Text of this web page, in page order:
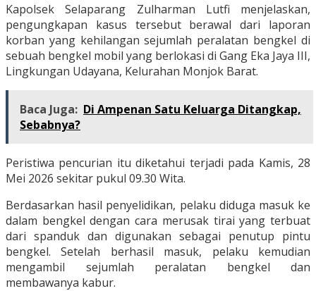
Kapolsek Selaparang Zulharman Lutfi menjelaskan,
pengungkapan kasus tersebut berawal dari laporan
korban yang kehilangan sejumlah peralatan bengkel di
sebuah bengkel mobil yang berlokasi di Gang Eka Jaya III,
Lingkungan Udayana, Kelurahan Monjok Barat.
Baca Juga: Di Ampenan Satu Keluarga Ditangkap,
Sebabnya?
Peristiwa pencurian itu diketahui terjadi pada Kamis, 28
Mei 2026 sekitar pukul 09.30 Wita.
Berdasarkan hasil penyelidikan, pelaku diduga masuk ke
dalam bengkel dengan cara merusak tirai yang terbuat
dari spanduk dan digunakan sebagai penutup pintu
bengkel. Setelah berhasil masuk, pelaku kemudian
mengambil sejumlah peralatan bengkel dan
membawanya kabur.